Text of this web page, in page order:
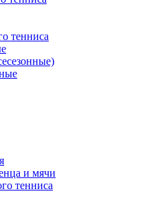
тенниса
и мячи
тенниса